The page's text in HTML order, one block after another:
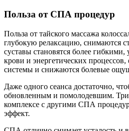
Польза от СПА процедур
Польза от тайского массажа
глубокую релаксацию, снимаются
суставы становятся более гибкими,
крови и энергетических
системы и снижаются болевые
Даже одного сеанса достаточно,
обновленным и помолодевшим. Три
комплексе с другими СПА
эффект.